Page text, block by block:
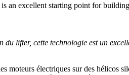
an excellent starting point for
lifter, cette technologie est un
électriques sur des hélicos